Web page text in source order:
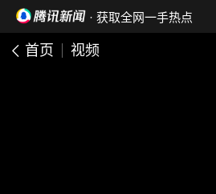
· 获取全网一手热点
首页 视频